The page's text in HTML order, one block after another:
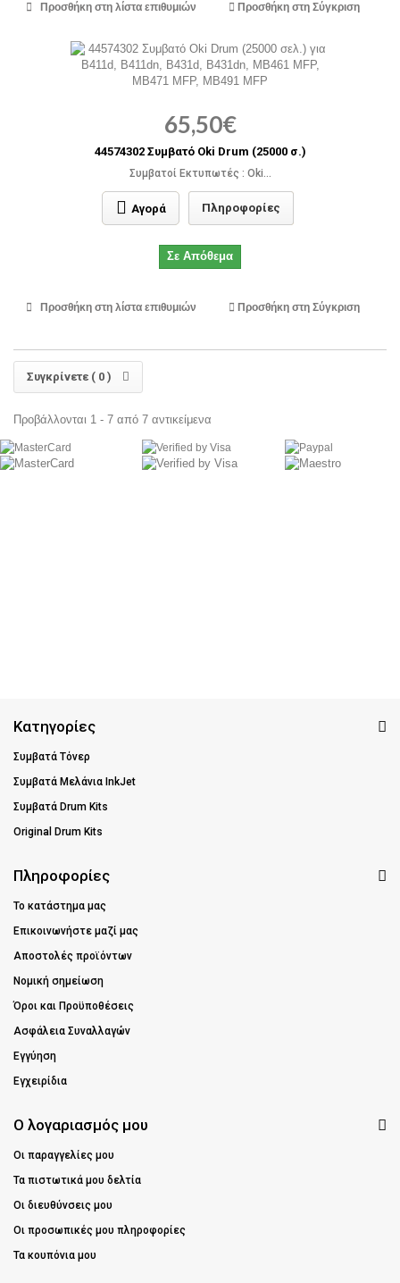
Προσθήκη στη λίστα επιθυμιών Προσθήκη στη Σύγκριση
65,50€
44574302 Συμβατό Oki Drum (25000 σ.)
Συμβατοί Εκτυπωτές : Oki...
Αγορά Πληροφορίες
Σε Απόθεμα
Προσθήκη στη λίστα επιθυμιών Προσθήκη στη Σύγκριση
Συγκρίνετε ( 0 )
Προβάλλονται 1 - 7 από 7 αντικείμενα
Κατηγορίες
Συμβατά Τόνερ
Συμβατά Μελάνια InkJet
Συμβατά Drum Kits
Original Drum Kits
Πληροφορίες
Το κατάστημα μας
Επικοινωνήστε μαζί μας
Αποστολές προϊόντων
Νομική σημείωση
Όροι και Προϋποθέσεις
Ασφάλεια Συναλλαγών
Εγγύηση
Εγχειρίδια
Ο λογαριασμός μου
Οι παραγγελίες μου
Τα πιστωτικά μου δελτία
Οι διευθύνσεις μου
Οι προσωπικές μου πληροφορίες
Τα κουπόνια μου